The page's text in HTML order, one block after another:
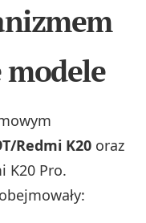
modele
Redmi K20 oraz
K20 Pro.